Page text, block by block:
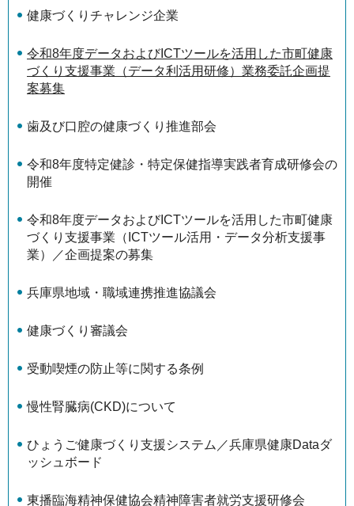
健康づくりチャレンジ企業
令和8年度データおよびICTツールを活用した市町健康
づくり支援事業（データ利活用研修）業務委託企画提
案募集
歯及び口腔の健康づくり推進部会
令和8年度特定健診・特定保健指導実践者育成研修会の
開催
令和8年度データおよびICTツールを活用した市町健康
づくり支援事業（ICTツール活用・データ分析支援事
業）／企画提案の募集
兵庫県地域・職域連携推進協議会
健康づくり審議会
受動喫煙の防止等に関する条例
慢性腎臓病(CKD)について
ひょうご健康づくり支援システム／兵庫県健康Dataダ
ッシュボード
東播臨海精神保健協会精神障害者就労支援研修会